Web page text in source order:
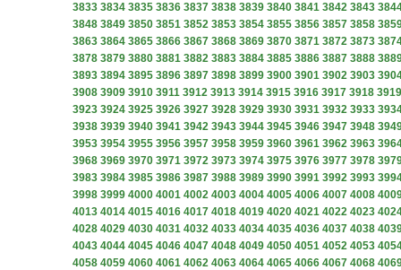
3833 3834 3835 3836 3837 3838 3839 3840 3841 3842 3843
3848 3849 3850 3851 3852 3853 3854 3855 3856 3857 3858
3863 3864 3865 3866 3867 3868 3869 3870 3871 3872 3873
3878 3879 3880 3881 3882 3883 3884 3885 3886 3887 3888
3893 3894 3895 3896 3897 3898 3899 3900 3901 3902 3903
3908 3909 3910 3911 3912 3913 3914 3915 3916 3917 3918 3919
3923 3924 3925 3926 3927 3928 3929 3930 3931 3932 3933
3938 3939 3940 3941 3942 3943 3944 3945 3946 3947 3948
3953 3954 3955 3956 3957 3958 3959 3960 3961 3962 3963
3968 3969 3970 3971 3972 3973 3974 3975 3976 3977 3978
3983 3984 3985 3986 3987 3988 3989 3990 3991 3992 3993
3998 3999 4000 4001 4002 4003 4004 4005 4006 4007 4008
4013 4014 4015 4016 4017 4018 4019 4020 4021 4022 4023
4028 4029 4030 4031 4032 4033 4034 4035 4036 4037 4038
4043 4044 4045 4046 4047 4048 4049 4050 4051 4052 4053
4058 4059 4060 4061 4062 4063 4064 4065 4066 4067 4068